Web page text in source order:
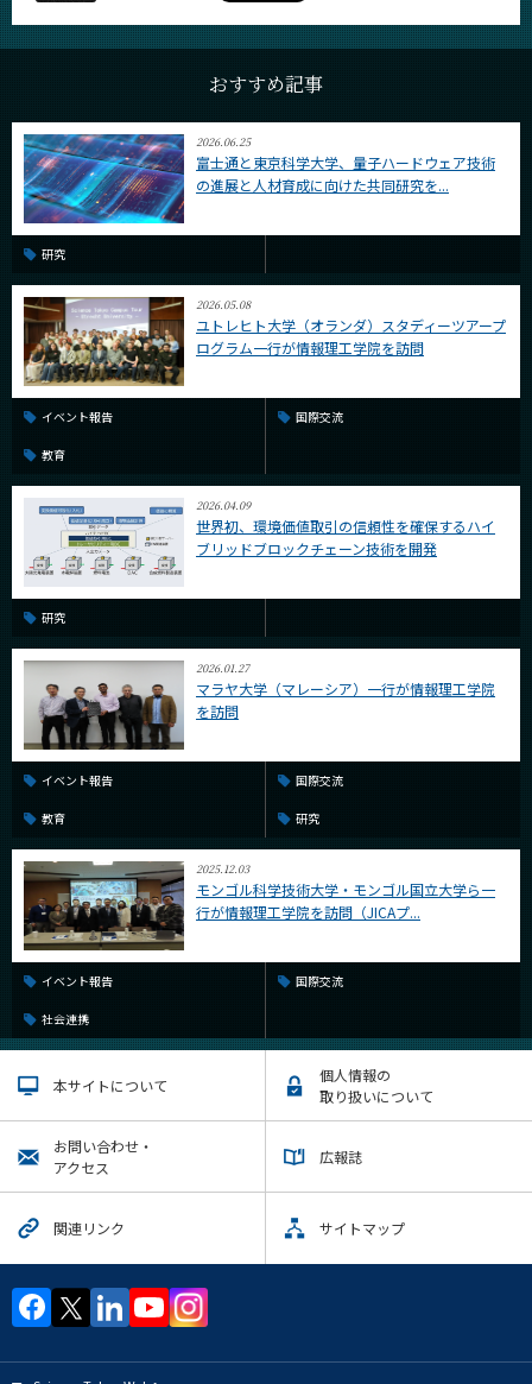
おすすめ記事
2026.06.25
富士通と東京科学大学、量子ハードウェア技術
の進展と人材育成に向けた共同研究を...
研究
2026.05.08
ユトレヒト大学（オランダ）スタディーツアープ
ログラム一行が情報理工学院を訪問
イベント報告 国際交流
教育
2026.04.09
世界初、環境価値取引の信頼性を確保するハイ
ブリッドブロックチェーン技術を開発
研究
2026.01.27
マラヤ大学（マレーシア）一行が情報理工学院
を訪問
イベント報告 国際交流
教育 研究
2025.12.03
モンゴル科学技術大学・モンゴル国立大学ら一
行が情報理工学院を訪問（JICAプ...
イベント報告 国際交流
社会連携
本サイトについて
個人情報の
取り扱いについて
お問い合わせ・
アクセス
広報誌
関連リンク サイトマップ